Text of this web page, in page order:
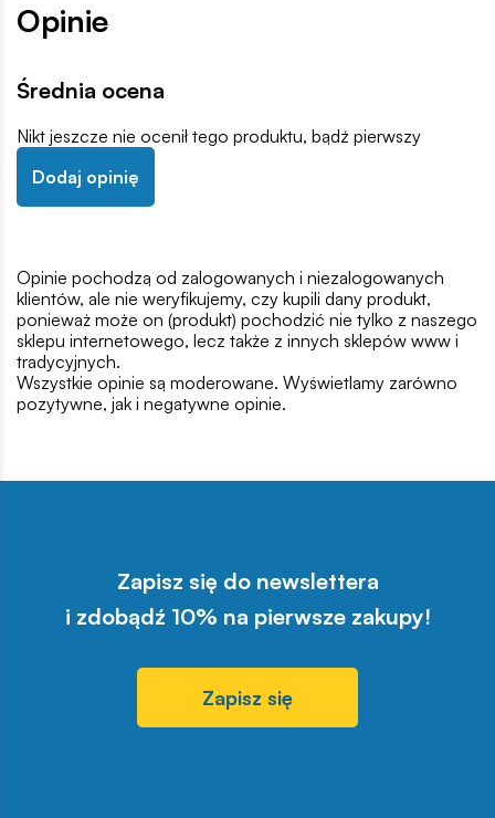
Opinie
Średnia ocena
Nikt jeszcze nie ocenił tego produktu, bądź pierwszy
Dodaj opinię
Opinie pochodzą od zalogowanych i niezalogowanych
klientów, ale nie weryfikujemy, czy kupili dany produkt,
ponieważ może on (produkt) pochodzić nie tylko z naszego
sklepu internetowego, lecz także z innych sklepów www i
tradycyjnych.
Wszystkie opinie są moderowane. Wyświetlamy zarówno
pozytywne, jak i negatywne opinie.
Zapisz się do newslettera
i zdobądź 10% na pierwsze zakupy!
Zapisz się